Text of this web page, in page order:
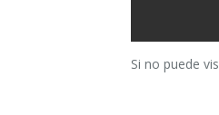
Si no puede